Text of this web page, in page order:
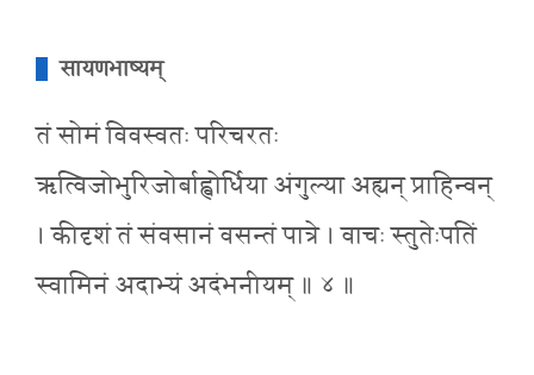
सायणभाष्यम्
तं सोमं विवस्वतः परिचरतः
ऋत्विजोभुरिजोर्बाह्वोर्धिया अंगुल्या अह्यन् प्राहिन्वन्
। कीदृशं तं संवसानं वसन्तं पात्रे । वाचः स्तुतेःपतिं
स्वामिनं अदाभ्यं अदंभनीयम् ॥ ४ ॥